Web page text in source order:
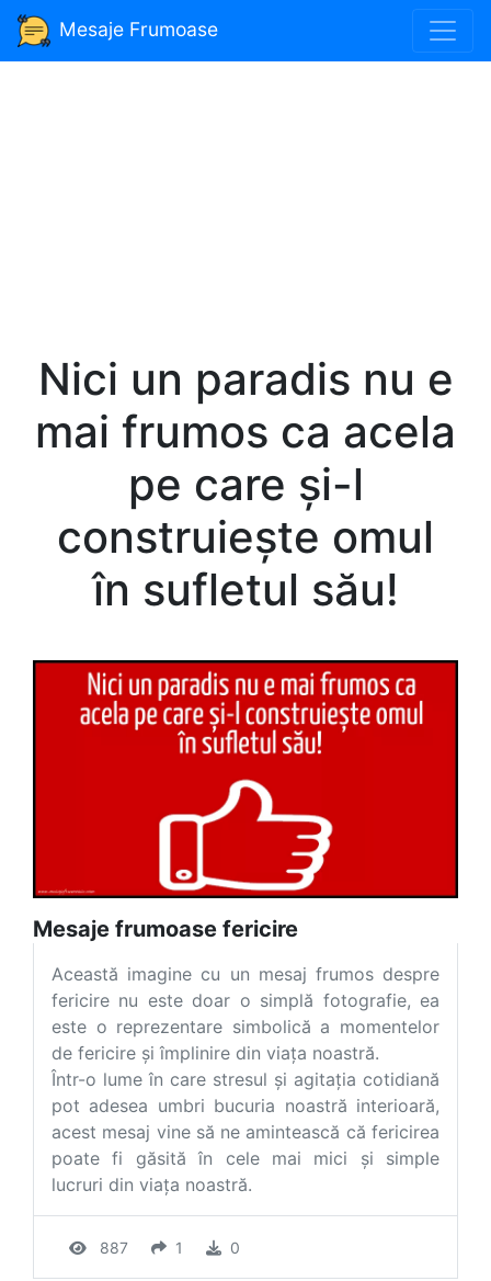
Mesaje Frumoase
Nici un paradis nu e
mai frumos ca acela
pe care și-l
construiește omul
în sufletul său!
Mesaje frumoase fericire
Această imagine cu un mesaj frumos despre
fericire nu este doar o simplă fotografie, ea
este o reprezentare simbolică a momentelor
de fericire și împlinire din viața noastră.
Într-o lume în care stresul și agitația cotidiană
pot adesea umbri bucuria noastră interioară,
acest mesaj vine să ne amintească că fericirea
poate fi găsită în cele mai mici și simple
lucruri din viața noastră.
887 1 0